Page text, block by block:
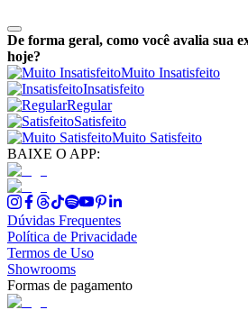
De forma geral, como você avalia sua
hoje?
Muito Insatisfeito
Insatisfeito
Regular
Satisfeito
Muito Satisfeito
BAIXE O APP:
Dúvidas Frequentes
Política de Privacidade
Termos de Uso
Showrooms
Formas de pagamento